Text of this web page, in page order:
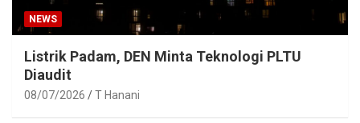
NEWS
Listrik Padam, DEN Minta Teknologi PLTU
Diaudit
08/07/2026 T Hanani